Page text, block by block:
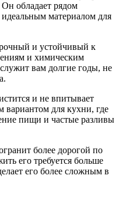
Он обладает рядом
материалом для
и устойчивый к
и химическим
вам долгие годы, не
и не впитывает
вариантом для кухни, где
пищи и частые разливы
более дорогой по
его требуется больше
его более сложным в